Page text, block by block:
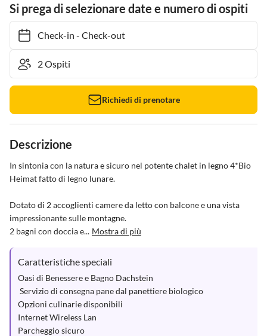
Si prega di selezionare date e numero di ospiti
Check-in- Check-out
Richiedi di prenotare
Descrizione
In sintonia con la natura e sicuro nel potente chalet in legno 4*Bio
Heimat fatto di legno lunare.
Dotato di 2 accoglienti camere da letto con balcone e una vista
impressionante sulle montagne.
2 bagni con doccia e... Mostra di più
Caratteristiche speciali
Oasi di Benessere e Bagno Dachstein
Opzioni culinarie disponibili
Internet Wireless Lan
Parcheggio sicuro